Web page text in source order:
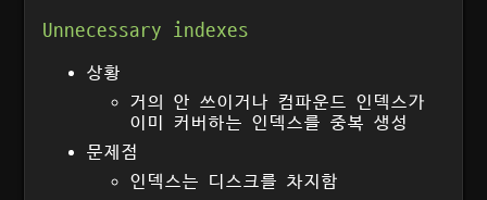
Unnecessary indexes
상황
거의 안 쓰이거나 컴파운드 인덱스가
이미 커버하는 인덱스를 중복 생성
문제점
인덱스는 디스크를 차지함